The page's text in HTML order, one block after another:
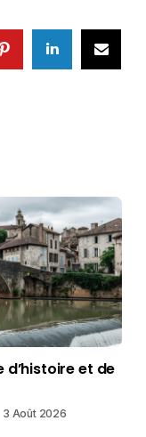
d’histoire et de
3 Août 2026